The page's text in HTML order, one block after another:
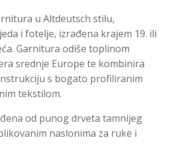
u Altdeutsch stilu,
i fotelje, izrađena krajem 19. ili
Garnitura odiše toplinom
srednje Europe te kombinira
s bogato profiliranim
tekstilom.
od punog drveta tamnijeg
naslonima za ruke i